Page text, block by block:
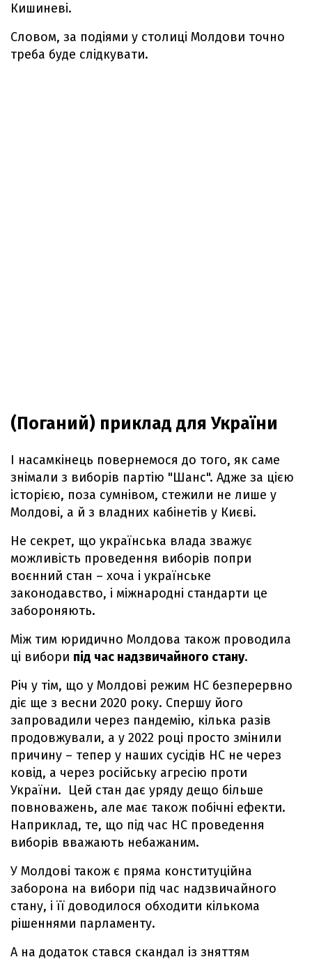
Кишиневі.
Словом, за подіями у столиці Молдови точно
треба буде слідкувати.
(Поганий) приклад для України
І насамкінець повернемося до того, як саме
знімали з виборів партію "Шанс". Адже за цією
історією, поза сумнівом, стежили не лише у
Молдові, а й з владних кабінетів у Києві.
Не секрет, що українська влада зважує
можливість проведення виборів попри
воєнний стан – хоча і українське
законодавство, і міжнародні стандарти це
забороняють.
Між тим юридично Молдова також проводила
ці вибори під час надзвичайного стану.
Річ у тім, що у Молдові режим НС безперервно
діє ще з весни 2020 року. Спершу його
запровадили через пандемію, кілька разів
продовжували, а у 2022 році просто змінили
причину – тепер у наших сусідів НС не через
ковід, а через російську агресію проти
України. Цей стан дає уряду дещо більше
повноважень, але має також побічні ефекти.
Наприклад, те, що під час НС проведення
виборів вважають небажаним.
У Молдові також є пряма конституційна
заборона на вибори під час надзвичайного
стану, і її доводилося обходити кількома
рішеннями парламенту.
А на додаток стався скандал із зняттям